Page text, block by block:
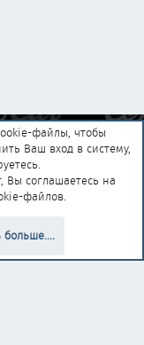
Главная
R
файлы, чтобы
Ваш вход в систему,
Вы соглашаетесь на
файлов.
больше....